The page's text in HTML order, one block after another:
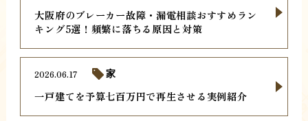
大阪府のブレーカー故障・漏電相談おすすめラン
キング5選！頻繁に落ちる原因と対策
一戸建てを予算七百万円で再生させる実例紹介
2026.06.17 家